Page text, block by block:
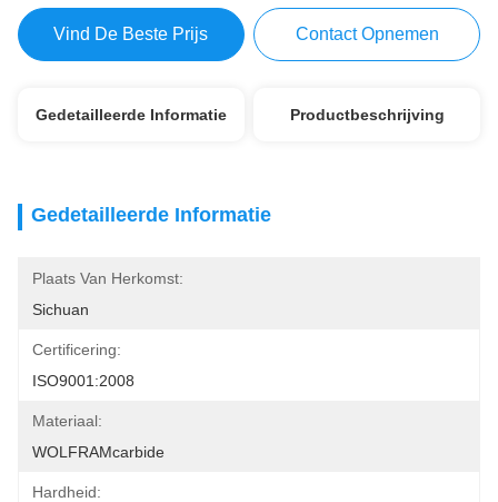
Vind De Beste Prijs Contact Opnemen
Gedetailleerde Informatie Productbeschrijving
Gedetailleerde Informatie
Plaats Van Herkomst:
Sichuan
Certificering:
ISO9001:2008
Materiaal:
WOLFRAMcarbide
Hardheid: